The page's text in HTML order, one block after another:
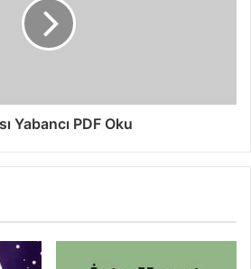
Yabancı PDF Oku